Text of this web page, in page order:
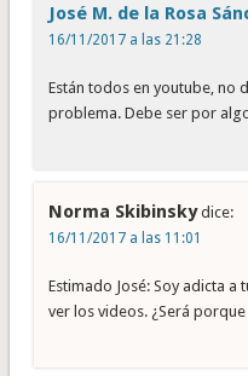
José M. de la Rosa
16/11/2017 a las 21:28
Están todos en youtube, no
problema. Debe ser por
Norma Skibinsky dice:
16/11/2017 a las 11:01
Estimado José: Soy adicta
ver los videos. ¿Será